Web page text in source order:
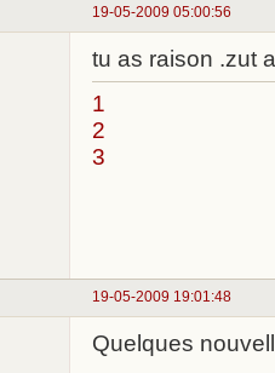
19-05-2009 05:00:56
tu as raison .zut
1
2
3
19-05-2009 19:01:48
Quelques